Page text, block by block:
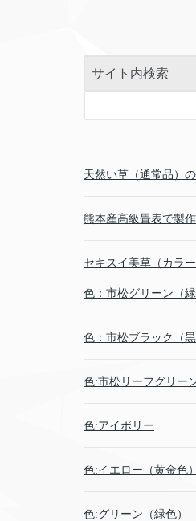
サイト内検索
天然い草（通常品）
熊本産高級畳表で製
セキスイ美草（カラ
色：市松グリーン（緑
色：市松ブラック（黒
色:市松リーフグリー
色:アイボリー
色:イエロー（黄金色）
色:グリーン（緑色）